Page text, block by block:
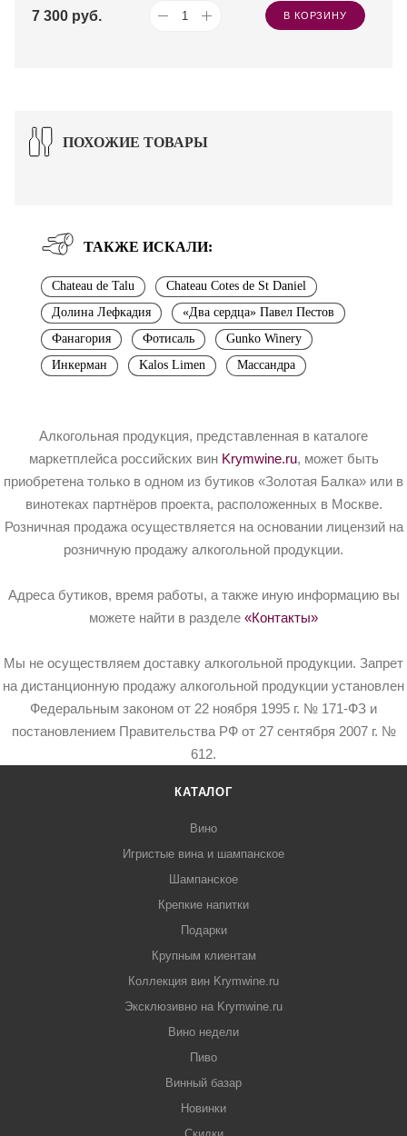
7 300 руб. В КОРЗИНУ
ПОХОЖИЕ ТОВАРЫ
ТАКЖЕ ИСКАЛИ:
Chateau de Talu
Chateau Cotes de St Daniel
Долина Лефкадия
«Два сердца» Павел Пестов
Фанагория
Фотисаль
Gunko Winery
Инкерман
Kalos Limen Массандра
Алкогольная продукция, представленная в каталоге
маркетплейса российских вин Krymwine.ru, может быть
приобретена только в одном из бутиков «Золотая Балка» или в
винотеках партнёров проекта, расположенных в Москве.
Розничная продажа осуществляется на основании лицензий на
розничную продажу алкогольной продукции.
Адреса бутиков, время работы, а также иную информацию вы
можете найти в разделе «Контакты»
Мы не осуществляем доставку алкогольной продукции. Запрет
на дистанционную продажу алкогольной продукции установлен
Федеральным законом от 22 ноября 1995 г. № 171-ФЗ и
постановлением Правительства РФ от 27 сентября 2007 г. №
612.
КАТАЛОГ
Вино
Игристые вина и шампанское
Шампанское
Крепкие напитки
Подарки
Крупным клиентам
Коллекция вин Krymwine.ru
Эксклюзивно на Krymwine.ru
Вино недели
Пиво
Винный базар
Новинки